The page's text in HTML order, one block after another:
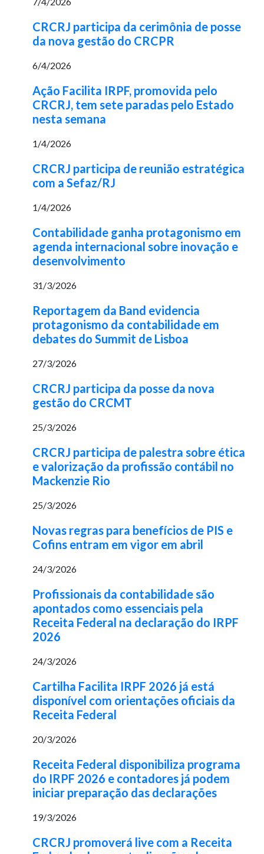
CRCRJ participa da cerimônia de posse
da nova gestão do CRCPR
6/4/2026
Ação Facilita IRPF, promovida pelo
CRCRJ, tem sete paradas pelo Estado
nesta semana
1/4/2026
CRCRJ participa de reunião estratégica
com a Sefaz/RJ
1/4/2026
Contabilidade ganha protagonismo em
agenda internacional sobre inovação e
desenvolvimento
31/3/2026
Reportagem da Band evidencia
protagonismo da contabilidade em
debates do Summit de Lisboa
27/3/2026
CRCRJ participa da posse da nova
gestão do CRCMT
25/3/2026
CRCRJ participa de palestra sobre ética
e valorização da profissão contábil no
Mackenzie Rio
25/3/2026
Novas regras para benefícios de PIS e
Cofins entram em vigor em abril
24/3/2026
Profissionais da contabilidade são
apontados como essenciais pela
Receita Federal na declaração do IRPF
2026
24/3/2026
Cartilha Facilita IRPF 2026 já está
disponível com orientações oficiais da
Receita Federal
20/3/2026
Receita Federal disponibiliza programa
do IRPF 2026 e contadores já podem
iniciar preparação das declarações
19/3/2026
CRCRJ promoverá live com a Receita